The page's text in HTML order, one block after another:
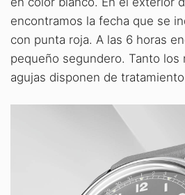
encontramos la fecha que se
con punta roja. A las 6 horas
pequeño segundero. Tanto los
agujas disponen de